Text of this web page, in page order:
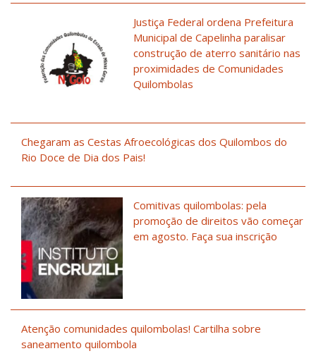
Justiça Federal ordena Prefeitura
Municipal de Capelinha paralisar
construção de aterro sanitário nas
proximidades de Comunidades
Quilombolas
Chegaram as Cestas Afroecológicas dos Quilombos do
Rio Doce de Dia dos Pais!
Comitivas quilombolas: pela
promoção de direitos vão começar
em agosto. Faça sua inscrição
Atenção comunidades quilombolas! Cartilha sobre
saneamento quilombola